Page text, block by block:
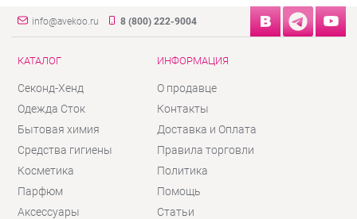
info@avekoo.ru 8 (800) 222-9004
КАТАЛОГ
Секонд-Хенд
Одежда Сток
Бытовая химия
Средства гигиены
Косметика
Парфюм
Аксессуары
ИНФОРМАЦИЯ
О продавце
Контакты
Доставка и Оплата
Правила торговли
Политика
Помощь
Статьи